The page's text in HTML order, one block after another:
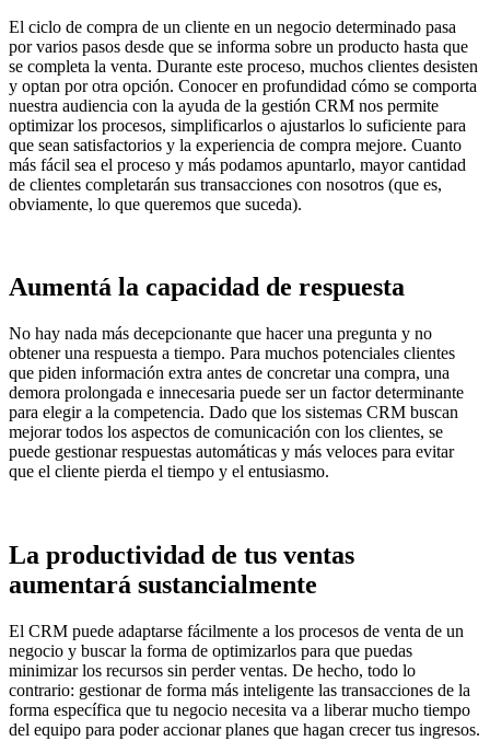
El ciclo de compra de un cliente en un negocio determinado pasa
por varios pasos desde que se informa sobre un producto hasta que
se completa la venta. Durante este proceso, muchos clientes desisten
y optan por otra opción. Conocer en profundidad cómo se comporta
nuestra audiencia con la ayuda de la gestión CRM nos permite
optimizar los procesos, simplificarlos o ajustarlos lo suficiente para
que sean satisfactorios y la experiencia de compra mejore. Cuanto
más fácil sea el proceso y más podamos apuntarlo, mayor cantidad
de clientes completarán sus transacciones con nosotros (que es,
obviamente, lo que queremos que suceda).
Aumentá la capacidad de respuesta
No hay nada más decepcionante que hacer una pregunta y no
obtener una respuesta a tiempo. Para muchos potenciales clientes
que piden información extra antes de concretar una compra, una
demora prolongada e innecesaria puede ser un factor determinante
para elegir a la competencia. Dado que los sistemas CRM buscan
mejorar todos los aspectos de comunicación con los clientes, se
puede gestionar respuestas automáticas y más veloces para evitar
que el cliente pierda el tiempo y el entusiasmo.
La productividad de tus ventas
aumentará sustancialmente
El CRM puede adaptarse fácilmente a los procesos de venta de un
negocio y buscar la forma de optimizarlos para que puedas
minimizar los recursos sin perder ventas. De hecho, todo lo
contrario: gestionar de forma más inteligente las transacciones de la
forma específica que tu negocio necesita va a liberar mucho tiempo
del equipo para poder accionar planes que hagan crecer tus ingresos.